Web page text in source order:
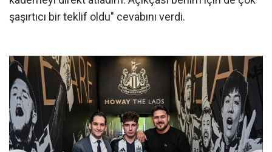
şaşırtıcı bir teklif oldu" cevabını verdi.